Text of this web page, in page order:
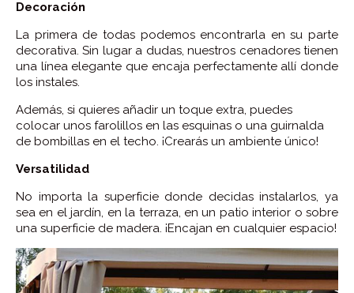
Decoración
La primera de todas podemos encontrarla en su parte
decorativa. Sin lugar a dudas, nuestros cenadores tienen
una línea elegante que encaja perfectamente allí donde
los instales.
Además, si quieres añadir un toque extra, puedes
colocar unos farolillos en las esquinas o una guirnalda
de bombillas en el techo. ¡Crearás un ambiente único!
Versatilidad
No importa la superficie donde decidas instalarlos, ya
sea en el jardín, en la terraza, en un patio interior o sobre
una superficie de madera. ¡Encajan en cualquier espacio!